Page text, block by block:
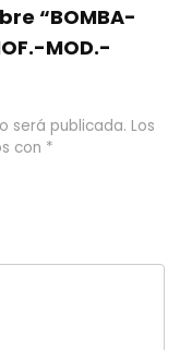
“BOMBA-
MOD.-
será publicada. Los
con *